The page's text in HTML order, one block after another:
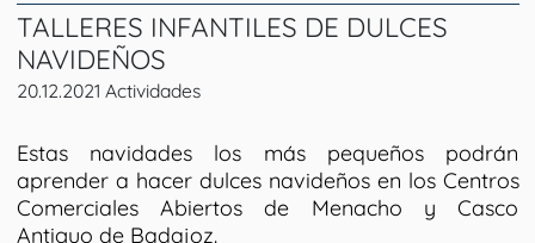
TALLERES INFANTILES DE DULCES
NAVIDEÑOS
20.12.2021 Actividades
Estas navidades los más pequeños podrán
aprender a hacer dulces navideños en los Centros
Comerciales Abiertos de Menacho y Casco
Antiguo de Badajoz.